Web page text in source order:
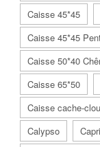
Caisse 45*45
Caisse 45*45
Caisse 50*40
Caisse 65*50
Caisse cache-
Calypso